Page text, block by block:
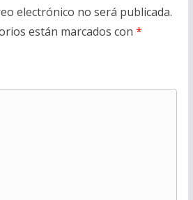
electrónico no será publicada.
están marcados con *